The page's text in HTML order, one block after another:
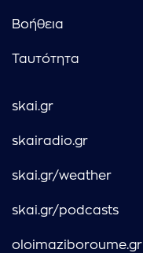
Βοήθεια
Ταυτότητα
skai.gr
skairadio.gr
skai.gr/weather
skai.gr/podcasts
oloimaziboroume.gr